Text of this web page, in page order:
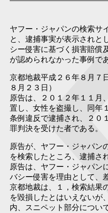
ヤフー・ジャパンの検索サ
と、逮捕事実が表示されと
シー侵害に基づく損害賠償
が認められなかった事例で
京都地裁平成２６年８月７
８月２３日）
原告は、２０１２年１１月
置し、女性を盗撮し、同年
条例違反で逮捕され、２０
罪判決を受けた者である。
原告が、ヤフー・ジャパン
を検索したところ、逮捕さ
原告は、ヤフー・ジャパン
バシー侵害を理由として、
京都地裁は、１，検索結果
を毀損したとはいえないが
内、スニペット部分につい